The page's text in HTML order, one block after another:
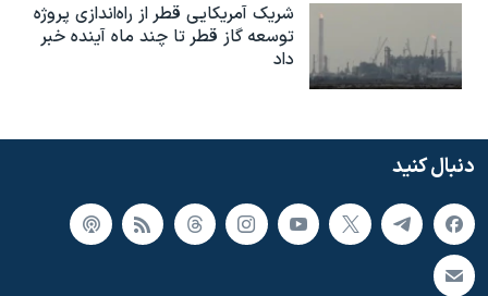
شریک آمریکایی قطر از راه‌اندازی پروژه
توسعه گاز قطر تا چند ماه آینده خبر
داد
دنبال کنید